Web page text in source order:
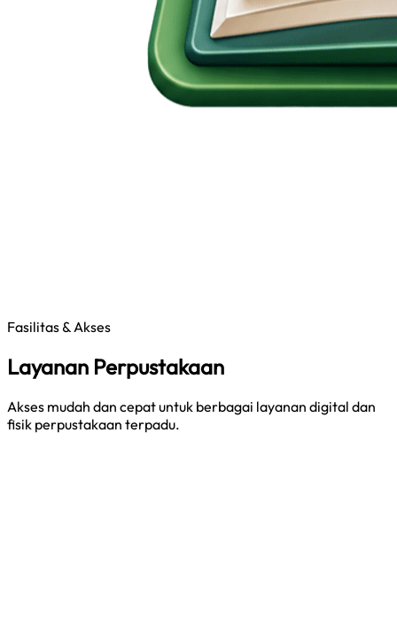
Fasilitas & Akses
Layanan Perpustakaan
Akses mudah dan cepat untuk berbagai layanan digital dan
fisik perpustakaan terpadu.